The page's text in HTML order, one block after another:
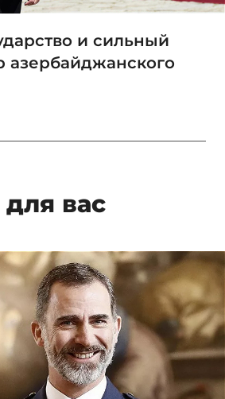
и сильный
азербайджанского
вас